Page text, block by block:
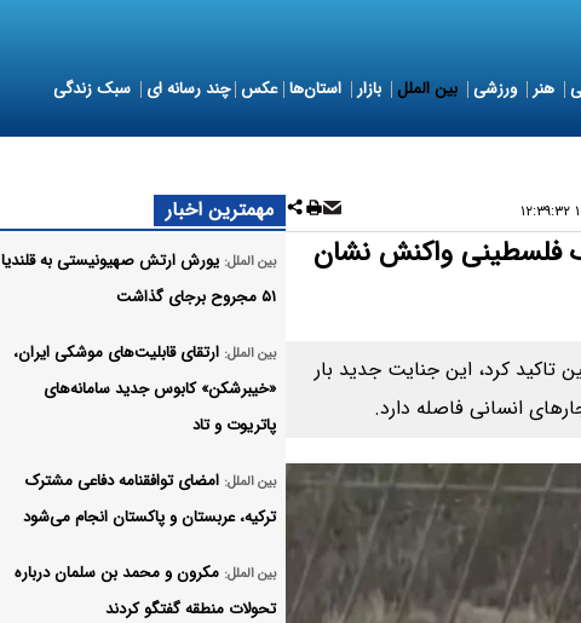
هنر ورزشی بین الملل بازار استان‌ها عکس چند رسانه ای سبک زندگی
فلسطینی واکنش نشان
کرد، این جنایت جدید بار
انسانی فاصله دارد.
مهمترین اخبار
بین الملل: یورش ارتش صهیونیستی به قلندیا
۵۱ مجروح برجای گذاشت
بین الملل: ارتقای قابلیت‌های موشکی ایران،
«خیبرشکن» کابوس جدید سامانه‌های
پاتریوت و تاد
بین الملل: امضای توافقنامه دفاعی مشترک
ترکیه، عربستان و پاکستان انجام می‌شود
بین الملل: مکرون و محمد بن سلمان درباره
تحولات منطقه گفتگو کردند